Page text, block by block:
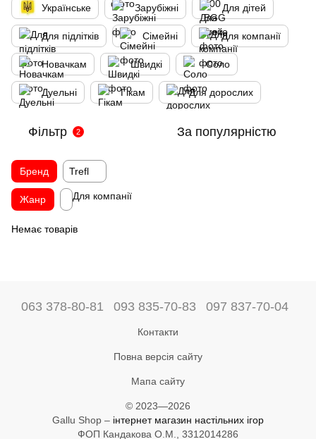
Українське Зарубіжні Для дітей
Для підлітків Сімейні Для компанії
Новачкам Швидкі Соло
Дуельні Гікам Для дорослих
Фільтр 2 За популярністю
Бренд Trefl
Жанр Для компанії
Немає товарів
063 378-80-81 093 835-70-83 097 837-70-04
Контакти
Повна версія сайту
Мапа сайту
© 2023—2026
Gallu Shop – інтернет магазин настільних ігор
ФОП Кандакова О.М., 3312014286